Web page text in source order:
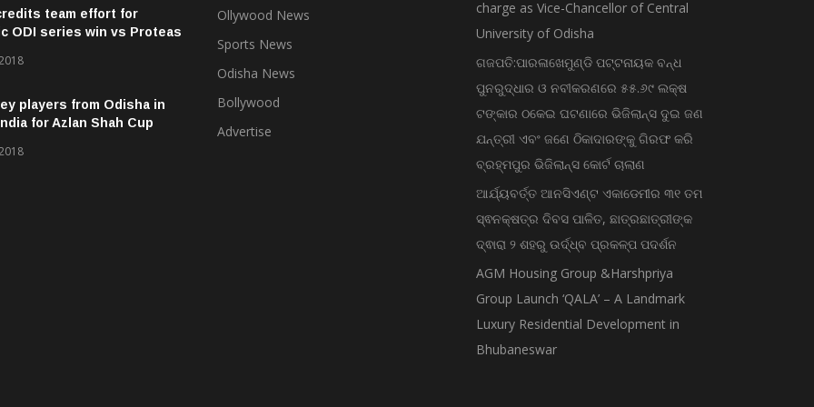
team effort for
ODI series win vs Proteas
players from Odisha in
for Azlan Shah Cup
Ollywood News
Sports News
Odisha News
Bollywood
Advertise
charge as Vice-Chancellor of Central
University of Odisha
ଗଜପତି:ପାରଳାଖେମୁଣ୍ଡି ପଟ୍ଟନାୟକ ବନ୍ଧ
ପୁନରୁଦ୍ଧାର ଓ ନବୀକରଣରେ ୫୫.୬୯ ଲକ୍ଷ
ଟଙ୍କାର ଠକେଇ ଘଟଣାରେ ଭିଜିଲାନ୍ସ ଦୁଇ ଜଣ
ଯନ୍ତ୍ରୀ ଏବଂ ଜଣେ ଠିକାଦାରଙ୍କୁ ଗିରଫ କରି
ବ୍ରହ୍ମପୁର ଭିଜିଲାନ୍ସ କୋର୍ଟ ଚାଲାଣ
ଆର୍ଯ୍ୟବର୍ତ୍ତ ଆନସିଏଣ୍ଟ ଏକାଡେମୀର ୩୧ ତମ
ସ୍ଵନକ୍ଷତ୍ର ଦିବସ ପାଳିତ, ଛାତ୍ରଛାତ୍ରୀଙ୍କ
ଦ୍ଵାରା ୨ ଶହରୁ ଉର୍ଦ୍ଧ୍ବ ପ୍ରକଳ୍ପ ପଦର୍ଶନ
AGM Housing Group &Harshpriya
Group Launch ‘QALA’ – A Landmark
Luxury Residential Development in
Bhubaneswar